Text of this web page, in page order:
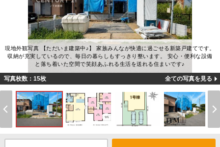
現地外観写真 【ただいま建築中♪】 家族みんなが快適に過ごせる新築戸建てです。
収納が充実しているので、毎日の暮らしもすっきり整います。 安心・便利な設備
と落ち着いた空間で笑顔あふれる生活を送れる住まいです♪
写真枚数：15枚 全ての写真を見る